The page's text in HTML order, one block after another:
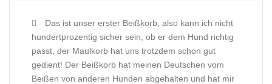
Das ist unser erster Beißkorb, also kann ich nicht
hundertprozentig sicher sein, ob er dem Hund richtig
passt, der Maulkorb hat uns trotzdem schon gut
gedient! Der Beißkorb hat meinen Deutschen vom
Beißen von anderen Hunden abgehalten und hat mir